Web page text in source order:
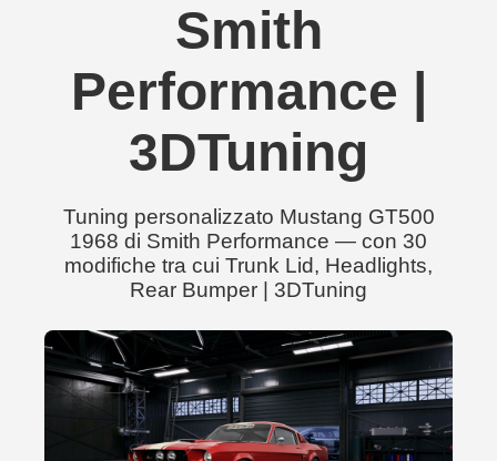
Smith
Performance |
3DTuning
Tuning personalizzato Mustang GT500
1968 di Smith Performance — con 30
modifiche tra cui Trunk Lid, Headlights,
Rear Bumper | 3DTuning